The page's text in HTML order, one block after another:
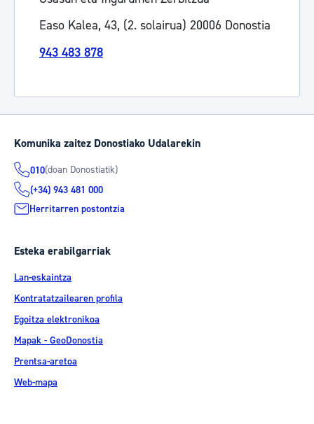
Easo Kalea, 43, (2. solairua) 20006 Donostia
943 483 878
Komunika zaitez Donostiako Udalarekin
010(doan Donostiatik)
(+34) 943 481 000
Herritarren postontzia
Esteka erabilgarriak
Lan-eskaintza
Kontratatzailearen profila
Egoitza elektronikoa
Mapak - GeoDonostia
Prentsa-aretoa
Web-mapa